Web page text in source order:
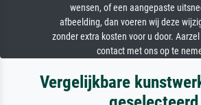
wensen, of een aangepaste
afbeelding, dan voeren wij deze
zonder extra kosten voor u door.
contact met ons op te
Vergelijkbare